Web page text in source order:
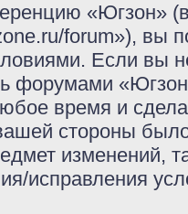
«Югзон»
forum»), вы
Если вы
форумами
время и
стороны
изменений,
исправления